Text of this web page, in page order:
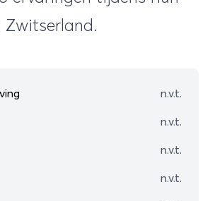
Zwitserland.
n.v.t.
n.v.t.
n.v.t.
n.v.t.